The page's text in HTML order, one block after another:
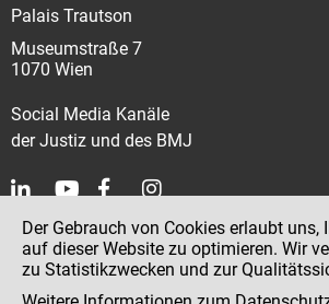
Palais Trautson
Museumstraße 7
1070 Wien
Social Media Kanäle
der Justiz und des BMJ
Kontakt
Impressum
Der Gebrauch von Cookies erlaubt uns,
auf dieser Website zu optimieren. Wir
zu Statistikzwecken und zur